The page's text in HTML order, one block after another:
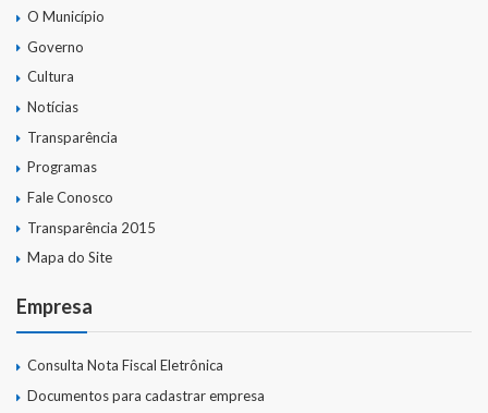
O Município
Governo
Cultura
Notícias
Transparência
Programas
Fale Conosco
Transparência 2015
Mapa do Site
Empresa
Consulta Nota Fiscal Eletrônica
Documentos para cadastrar empresa